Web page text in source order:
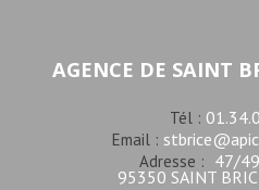
AGENCE DE SAINT
Tél :
Email :
Adresse : 47/
95350 SAINT